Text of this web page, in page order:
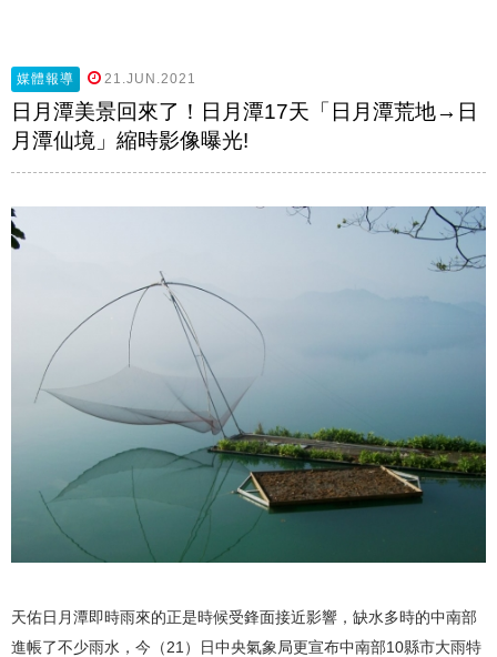
媒體報導 21.JUN.2021
日月潭美景回來了！日月潭17天「日月潭荒地→日
月潭仙境」縮時影像曝光!
天佑日月潭即時雨來的正是時候受鋒面接近影響，缺水多時的中南部
進帳了不少雨水，今（21）日中央氣象局更宣布中南部10縣市大雨特